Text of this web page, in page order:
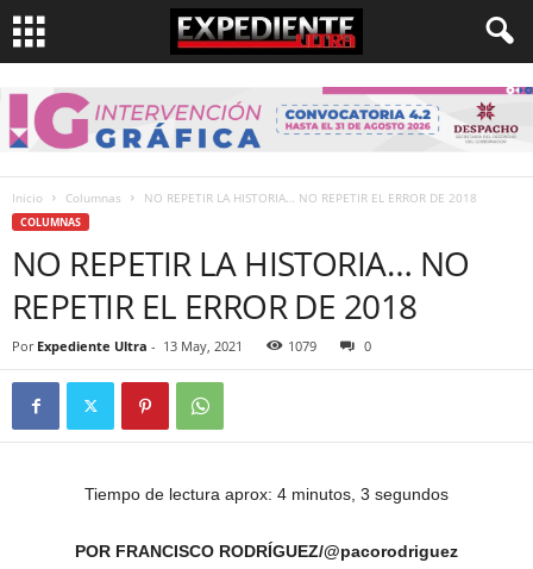
Inicio Columnas NO REPETIR LA HISTORIA… NO REPETIR EL ERROR DE 2018
COLUMNAS
NO REPETIR LA HISTORIA… NO
REPETIR EL ERROR DE 2018
Por Expediente Ultra - 13 May, 2021 1079 0
Tiempo de lectura aprox: 4 minutos, 3 segundos
POR FRANCISCO RODRÍGUEZ/@pacorodriguez